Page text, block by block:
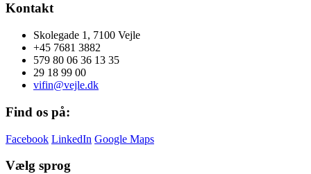
Kontakt
Skolegade 1, 7100 Vejle
+45 7681 3882
579 80 06 36 13 35
29 18 99 00
vifin@vejle.dk
Find os på:
Facebook LinkedIn Google Maps
Vælg sprog